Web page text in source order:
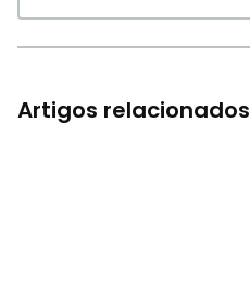
Artigos relacionados